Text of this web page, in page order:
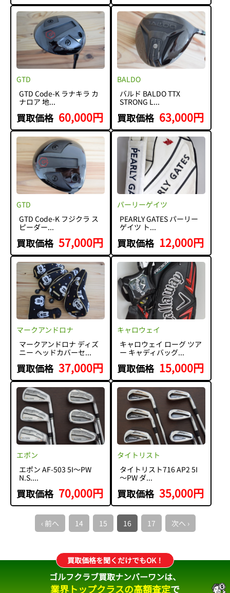
GTD
GTD Code-K ラナキラ カ
ナロア 地...
買取価格 60,000円
BALDO
バルド BALDO TTX
STRONG L...
買取価格 63,000円
GTD
GTD Code-K フジクラ ス
ピーダー...
買取価格 57,000円
パーリーゲイツ
PEARLY GATES パーリー
ゲイツ ト...
買取価格 12,000円
マークアンドロナ
マークアンドロナ ディズ
ニー ヘッドカバーセ...
買取価格 37,000円
キャロウェイ
キャロウェイ ローグ ツア
ー キャディバッグ...
買取価格 15,000円
エポン
エポン AF-503 5I～PW
N.S....
買取価格 70,000円
タイトリスト
タイトリスト716 AP2 5I
～PW ダ...
買取価格 35,000円
‹ 前へ 14 15 16 17 次へ ›
買取価格を聞くだけでもOK！
ゴルフクラブ買取ナンバーワンは、
業界トップクラスの高額査定で